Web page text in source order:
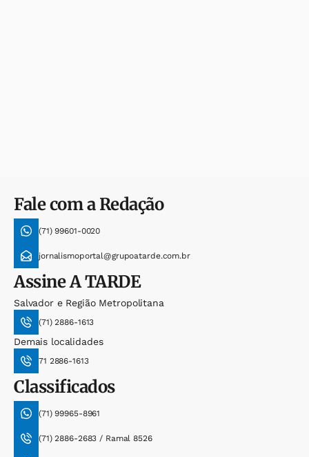
Fale com a Redação
(71) 99601-0020
jornalismoportal@grupoatarde.com.br
AssineA TARDE
Salvador e Região Metropolitana
(71) 2886-1613
Demais localidades
71 2886-1613
Classificados
(71) 99965-8961
(71) 2886-2683 / Ramal 8526